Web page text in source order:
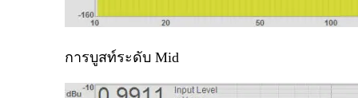
การบูสท์ระดับ Mid